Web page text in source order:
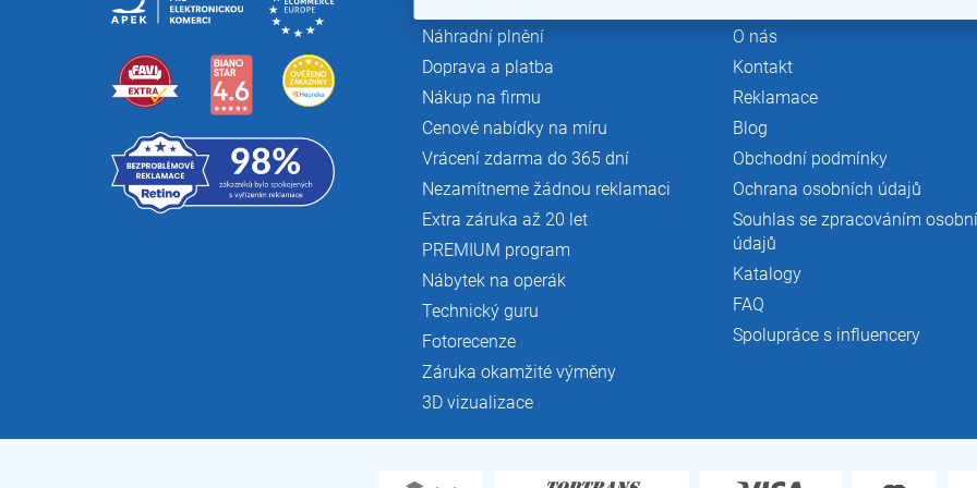
Náhradní plnění
Doprava a platba
Nákup na firmu
Cenové nabídky na míru
Vrácení zdarma do 365 dní
Nezamítneme žádnou reklamaci
Extra záruka až 20 let
PREMIUM program
Nábytek na operák
Technický guru
Fotorecenze
Záruka okamžité výměny
3D vizualizace
O nás
Kontakt
Reklamace
Blog
Obchodní podmínky
Ochrana osobních údajů
Souhlas se zpracováním
údajů
Katalogy
FAQ
Spolupráce s influencery